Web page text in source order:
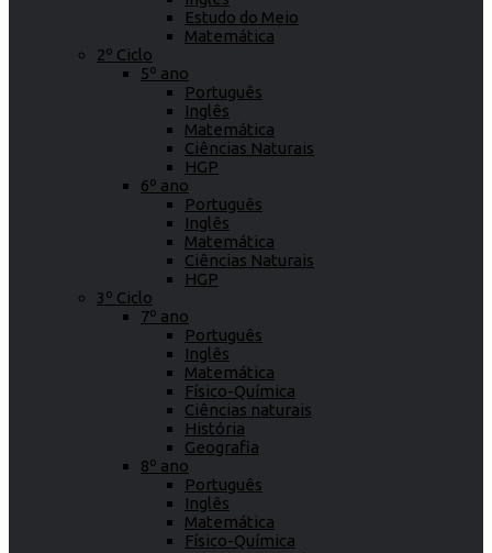
Estudo do Meio
Matemática
2º Ciclo
5º ano
Português
Inglês
Matemática
Ciências Naturais
HGP
6º ano
Português
Inglês
Matemática
Ciências Naturais
HGP
3º Ciclo
7º ano
Português
Inglês
Matemática
Físico-Química
Ciências naturais
História
Geografia
8º ano
Português
Inglês
Matemática
Físico-Química